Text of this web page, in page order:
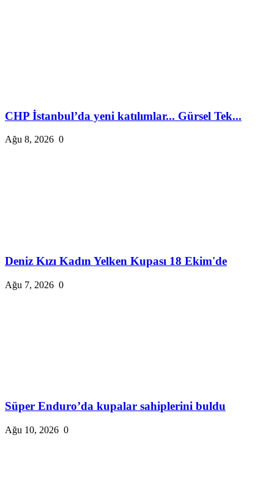
CHP İstanbul’da yeni katılımlar... Gürsel Tek...
Ağu 8, 2026 0
Deniz Kızı Kadın Yelken Kupası 18 Ekim'de
Ağu 7, 2026 0
Süper Enduro’da kupalar sahiplerini buldu
Ağu 10, 2026 0